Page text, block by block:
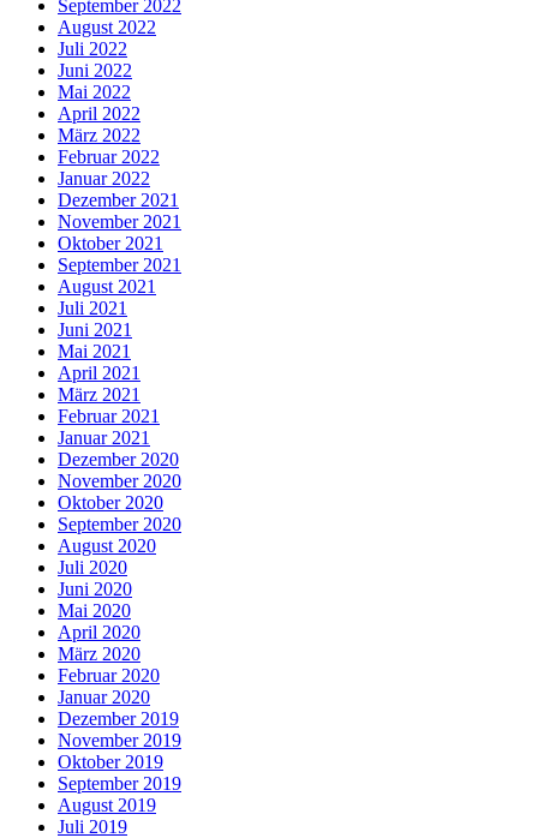
September 2022
August 2022
Juli 2022
Juni 2022
Mai 2022
April 2022
März 2022
Februar 2022
Januar 2022
Dezember 2021
November 2021
Oktober 2021
September 2021
August 2021
Juli 2021
Juni 2021
Mai 2021
April 2021
März 2021
Februar 2021
Januar 2021
Dezember 2020
November 2020
Oktober 2020
September 2020
August 2020
Juli 2020
Juni 2020
Mai 2020
April 2020
März 2020
Februar 2020
Januar 2020
Dezember 2019
November 2019
Oktober 2019
September 2019
August 2019
Juli 2019